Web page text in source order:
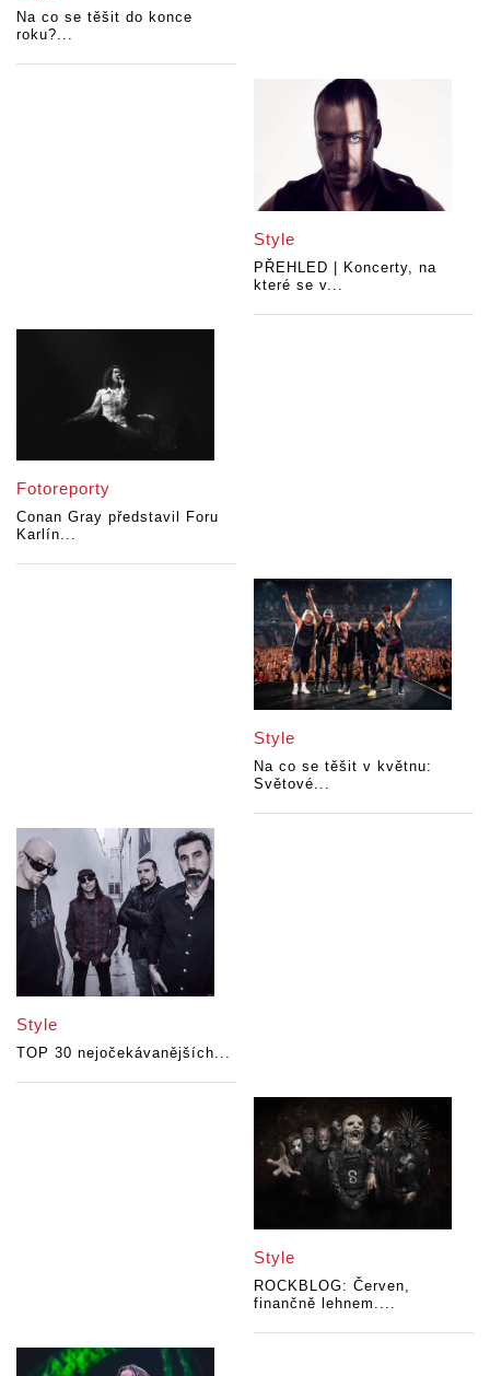
Na co se těšit do konce
roku?...
Style
PŘEHLED | Koncerty, na
které se v...
Fotoreporty
Conan Gray představil Foru
Karlín...
Style
Na co se těšit v květnu:
Světové...
Style
TOP 30 nejočekávanějších...
Style
ROCKBLOG: Červen,
finančně lehnem....